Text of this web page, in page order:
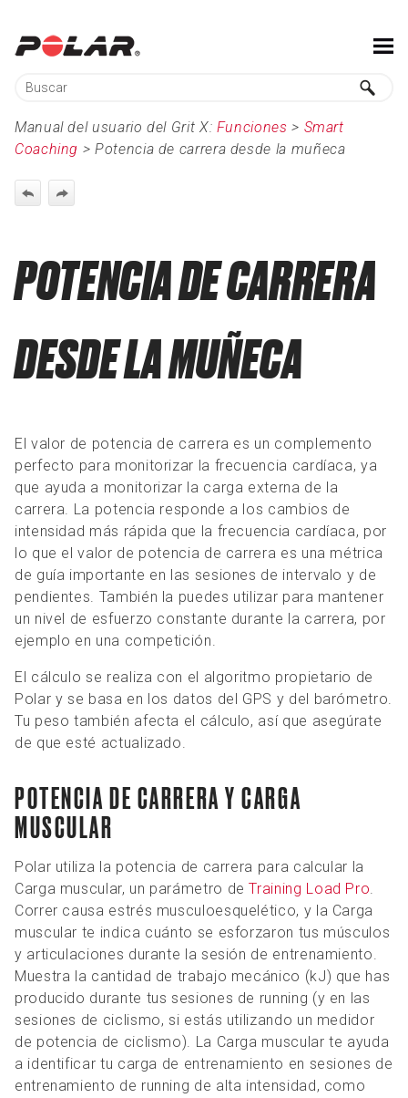
Saltar a contenido principal
Manual del usuario del Grit X: Funciones > Smart
Coaching >Potencia de carrera desde la muñeca
POTENCIA DE CARRERA
DESDE LA MUÑECA
El valor de potencia de carrera es un complemento
perfecto para monitorizar la frecuencia cardíaca, ya
que ayuda a monitorizar la carga externa de la
carrera. La potencia responde a los cambios de
intensidad más rápida que la frecuencia cardíaca, por
lo que el valor de potencia de carrera es una métrica
de guía importante en las sesiones de intervalo y de
pendientes. También la puedes utilizar para mantener
un nivel de esfuerzo constante durante la carrera, por
ejemplo en una competición.
El cálculo se realiza con el algoritmo propietario de
Polar y se basa en los datos del GPS y del barómetro.
Tu peso también afecta el cálculo, así que asegúrate
de que esté actualizado.
POTENCIA DE CARRERA Y CARGA
MUSCULAR
Polar utiliza la potencia de carrera para calcular la
Carga muscular, un parámetro deTraining Load Pro.
Correr causa estrés musculoesquelético, y la Carga
muscular te indica cuánto se esforzaron tus músculos
y articulaciones durante la sesión de entrenamiento.
Muestra la cantidad de trabajo mecánico (kJ) que has
producido durante tus sesiones de running (y en las
sesiones de ciclismo, si estás utilizando un medidor
de potencia de ciclismo). La Carga muscular te ayuda
a identificar tu carga de entrenamiento en sesiones de
entrenamiento de running de alta intensidad, como